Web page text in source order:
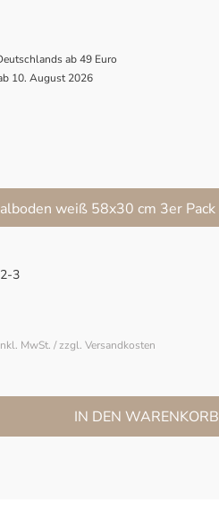
ab 49 Euro
10. August 2026
weiß 58x30 cm 3er Pack
3
MwSt. / zzgl. Versandkosten
IN DEN WARENKORB